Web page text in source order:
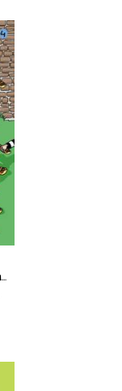
Rik en Jesper en de frikandelbroodjescrisis